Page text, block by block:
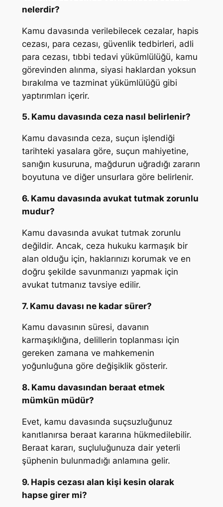
nelerdir?
Kamu davasında verilebilecek cezalar, hapis
cezası, para cezası, güvenlik tedbirleri, adli
para cezası, tıbbi tedavi yükümlülüğü, kamu
görevinden alınma, siyasi haklardan yoksun
bırakılma ve tazminat yükümlülüğü gibi
yaptırımları içerir.
5. Kamu davasında ceza nasıl belirlenir?
Kamu davasında ceza, suçun işlendiği
tarihteki yasalara göre, suçun mahiyetine,
sanığın kusuruna, mağdurun uğradığı zararın
boyutuna ve diğer unsurlara göre belirlenir.
6. Kamu davasında avukat tutmak zorunlu
mudur?
Kamu davasında avukat tutmak zorunlu
değildir. Ancak, ceza hukuku karmaşık bir
alan olduğu için, haklarınızı korumak ve en
doğru şekilde savunmanızı yapmak için
avukat tutmanız tavsiye edilir.
7. Kamu davası ne kadar sürer?
Kamu davasının süresi, davanın
karmaşıklığına, delillerin toplanması için
gereken zamana ve mahkemenin
yoğunluğuna göre değişiklik gösterir.
8. Kamu davasından beraat etmek
mümkün müdür?
Evet, kamu davasında suçsuzluğunuz
kanıtlanırsa beraat kararına hükmedilebilir.
Beraat kararı, suçluluğunuza dair yeterli
şüphenin bulunmadığı anlamına gelir.
9. Hapis cezası alan kişi kesin olarak
hapse girer mi?